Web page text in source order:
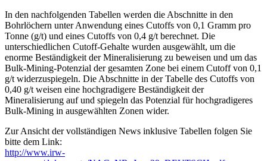
In den nachfolgenden Tabellen werden die Abschnitte in den
Bohrlöchern unter Anwendung eines Cutoffs von 0,1 Gramm pro
Tonne (g/t) und eines Cutoffs von 0,4 g/t berechnet. Die
unterschiedlichen Cutoff-Gehalte wurden ausgewählt, um die
enorme Beständigkeit der Mineralisierung zu beweisen und um das
Bulk-Mining-Potenzial der gesamten Zone bei einem Cutoff von 0,1
g/t widerzuspiegeln. Die Abschnitte in der Tabelle des Cutoffs von
0,40 g/t weisen eine hochgradigere Beständigkeit der
Mineralisierung auf und spiegeln das Potenzial für hochgradigeres
Bulk-Mining in ausgewählten Zonen wider.
Zur Ansicht der vollständigen News inklusive Tabellen folgen Sie
bitte dem Link:
http://www.irw-